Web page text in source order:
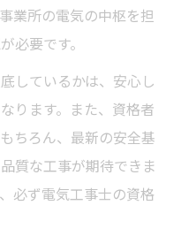
業所の電気の中枢を担
必要です。
しているかは、安心し
ります。また、資格者
ちろん、最新の安全基
質な工事が期待できま
必ず電気工事士の資格